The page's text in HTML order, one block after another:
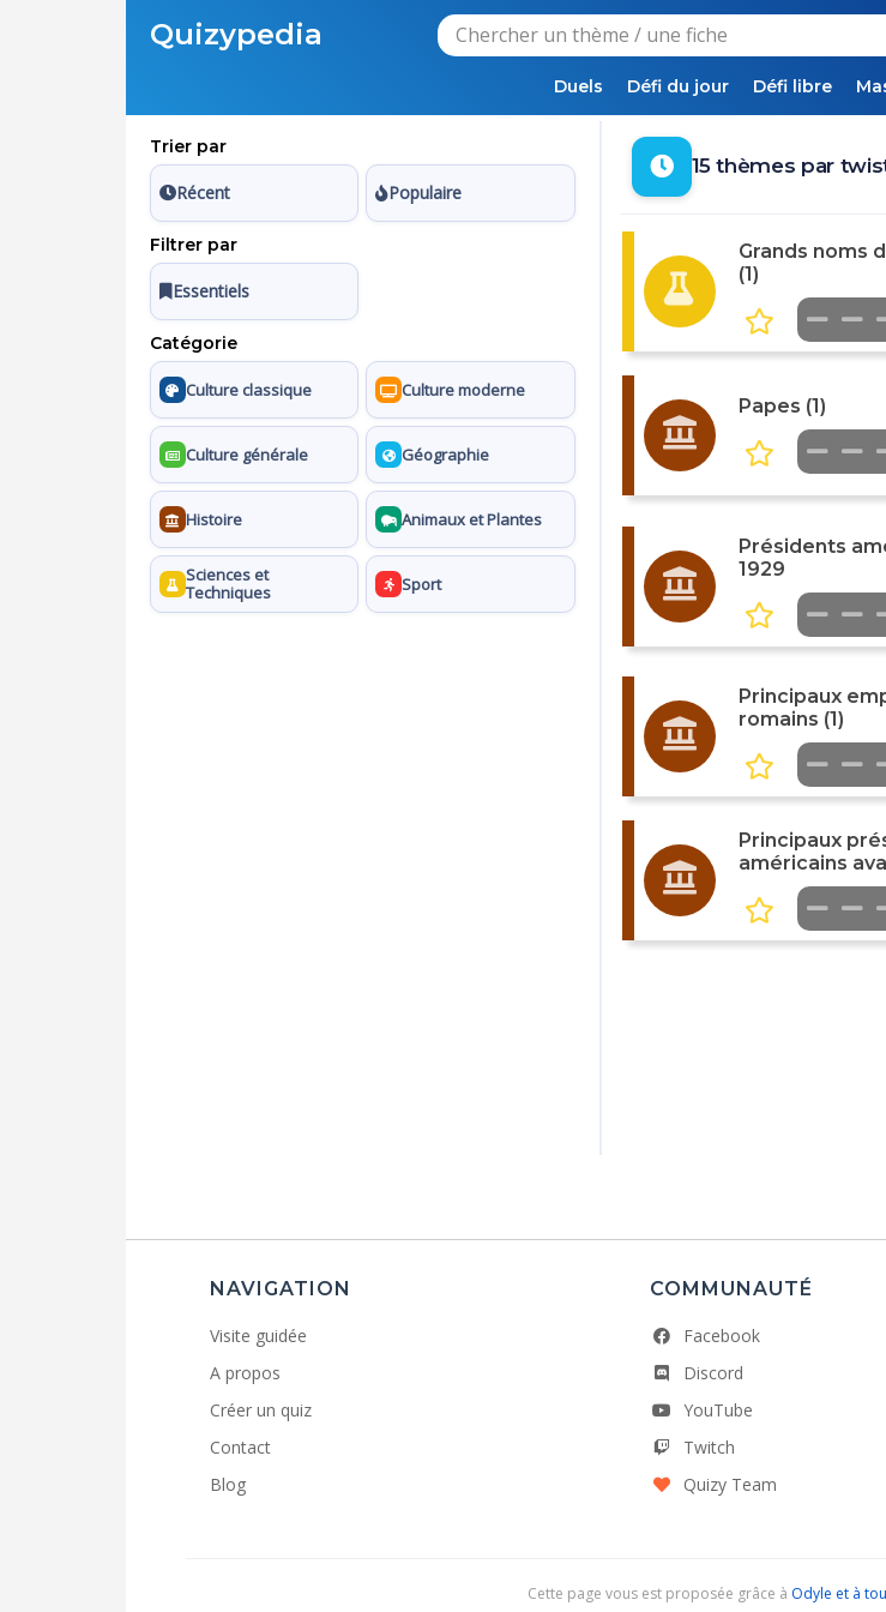
Quizypedia
Duels Défi du jour Défi libre
Trier par
Récent Populaire
Filtrer par
Essentiels
Catégorie
Culture classique Culture moderne
Culture générale Géographie
Histoire Animaux et Plantes
Sciences et
Techniques
Sport
15 thèmes par
Grands noms
(1)
Papes (1)
Présidents
1929
Principaux
romains (1)
Principaux
américains
NAVIGATION
Visite guidée
A propos
Créer un quiz
Contact
Blog
COMMUNAUTÉ
Facebook
Discord
YouTube
Twitch
Quizy Team
Cette page vous est proposée grâce à Odyle et à